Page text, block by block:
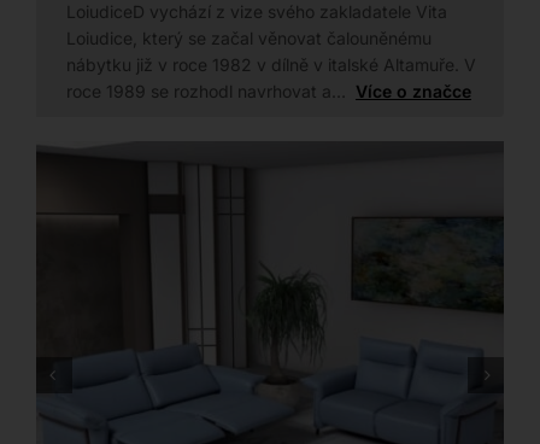
LoiudiceD vychází z vize svého zakladatele Vita
Loiudice, který se začal věnovat čalouněnému
nábytku již v roce 1982 v dílně v italské Altamuře. V
roce 1989 se rozhodl navrhovat a… Více o značce